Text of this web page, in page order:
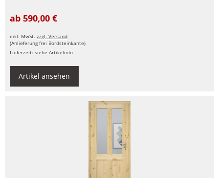
ab 590,00 €
inkl. MwSt.zzgl. Versand
(Anlieferung frei Bordsteinkante)
Lieferzeit: siehe Artikelinfo
Artikel ansehen